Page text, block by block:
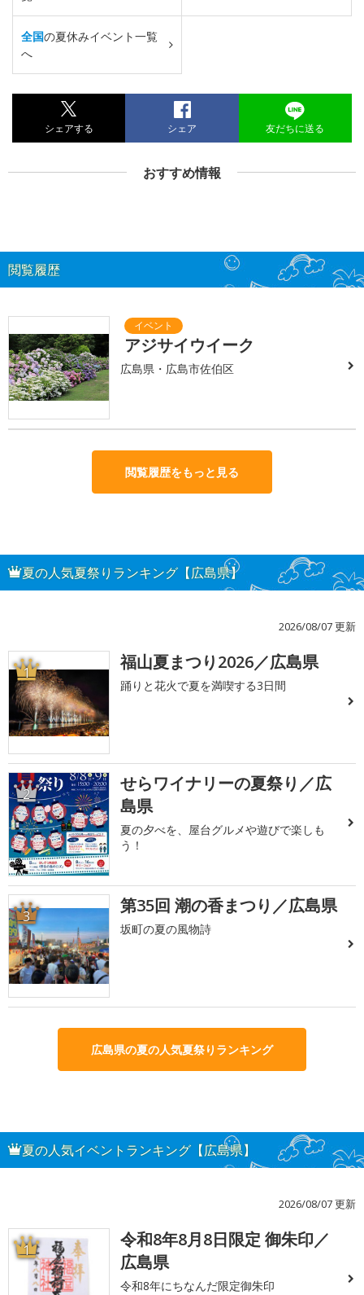
全国の夏休みイベント一覧
へ
シェアする シェア 友だちに送る
おすすめ情報
閲覧履歴
アジサイウイーク
広島県・広島市佐伯区
閲覧履歴をもっと見る
夏の人気夏祭りランキング【広島県】
2026/08/07 更新
1 福山夏まつり2026／広島県
踊りと花火で夏を満喫する3日間
2
せらワイナリーの夏祭り／広
島県
夏の夕べを、屋台グルメや遊びで楽しも
う！
3 第35回 潮の香まつり／広島県
坂町の夏の風物詩
広島県の夏の人気夏祭りランキング
夏の人気イベントランキング【広島県】
2026/08/07 更新
1
令和8年8月8日限定 御朱印／
広島県
令和8年にちなんだ限定御朱印